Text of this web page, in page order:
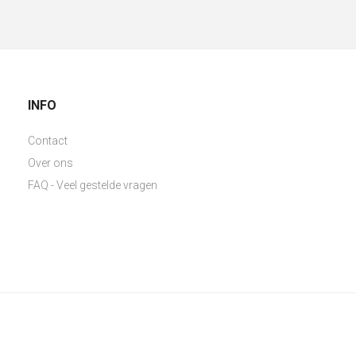
INFO
Contact
Over ons
FAQ - Veel gestelde vragen